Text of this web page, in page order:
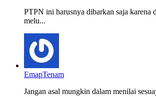
PTPN ini harusnya dibarkan saja karena
melu...
EmapTenam
Jangan asal mungkin dalam menilai